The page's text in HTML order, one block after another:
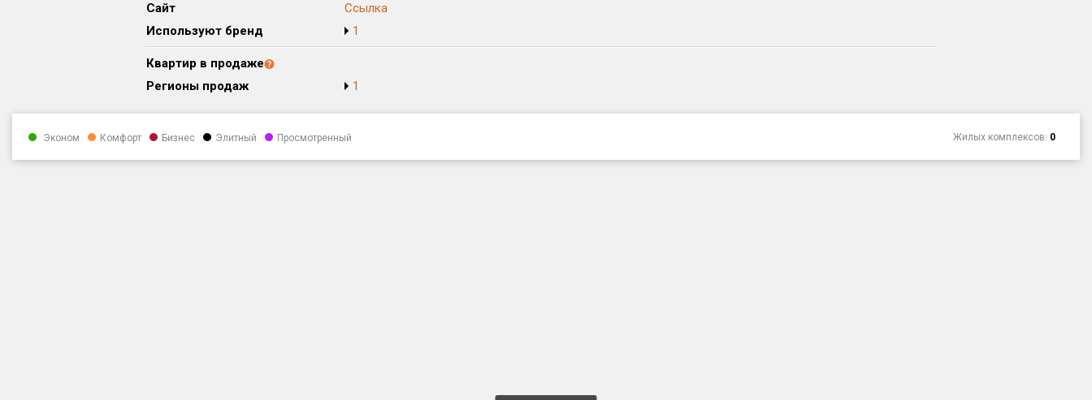
Сайт
Ссылка
Используют бренд
1
Квартир в продаже
Регионы продаж
1
Эконом Комфорт Бизнес Элитный Просмотренный Жилых комплексов: 0